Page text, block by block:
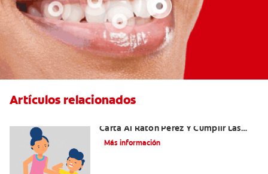
Artículos relacionados
Carta Al Ratón Pérez Y Cumplir Las
Fantasías De Su Hijo/A
Más información